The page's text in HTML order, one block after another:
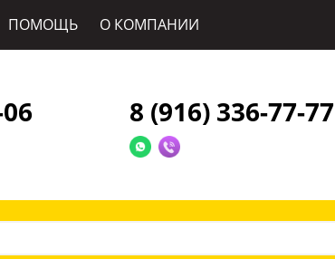
ПОМОЩЬ О КОМПАНИИ
8 (916) 336-77-77